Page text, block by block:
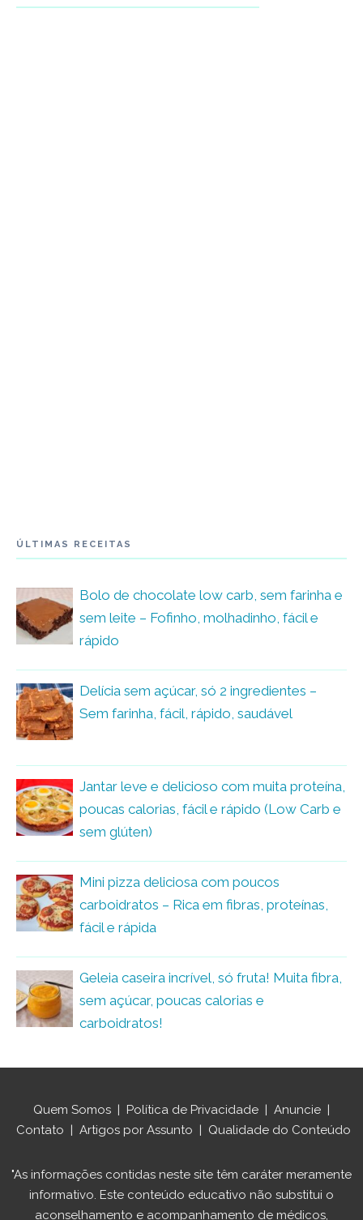
ÚLTIMAS RECEITAS
Bolo de chocolate low carb, sem farinha e
sem leite – Fofinho, molhadinho, fácil e
rápido
Delícia sem açúcar, só 2 ingredientes –
Sem farinha, fácil, rápido, saudável
Jantar leve e delicioso com muita proteína,
poucas calorias, fácil e rápido (Low Carb e
sem glúten)
Mini pizza deliciosa com poucos
carboidratos – Rica em fibras, proteínas,
fácil e rápida
Geleia caseira incrível, só fruta! Muita fibra,
sem açúcar, poucas calorias e
carboidratos!
Quem Somos | Política de Privacidade | Anuncie |
Contato | Artigos por Assunto | Qualidade do Conteúdo
"As informações contidas neste site têm caráter meramente
informativo. Este conteúdo educativo não substitui o
aconselhamento e acompanhamento de médicos,